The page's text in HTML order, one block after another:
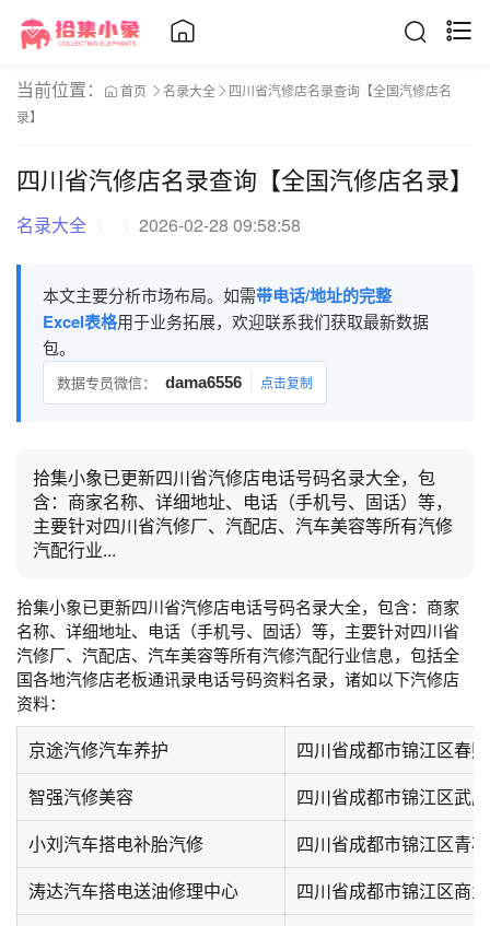
当前位置： 首页 名录大全
四川省汽修店名录查询【全国汽修店名
录】
四川省汽修店名录查询【全国汽修店名录】
名录大全 2026-02-28 09:58:58
本文主要分析市场布局。如需带电话/地址的完整
Excel表格用于业务拓展，欢迎联系我们获取最新数据
包。
数据专员微信： dama6556 点击复制
拾集小象已更新四川省汽修店电话号码名录大全，包
含：商家名称、详细地址、电话（手机号、固话）等，
主要针对四川省汽修厂、汽配店、汽车美容等所有汽修
汽配行业...
拾集小象已更新四川省汽修店电话号码名录大全，包含：商家
名称、详细地址、电话（手机号、固话）等，主要针对四川省
汽修厂、汽配店、汽车美容等所有汽修汽配行业信息，包括全
国各地汽修店老板通讯录电话号码资料名录，诸如以下汽修店
资料：
京途汽修汽车养护
智强汽修美容
四川省成都市锦江区武
小刘汽车搭电补胎汽修
四川省成都市锦江区青
涛达汽车搭电送油修理中心
四川省成都市锦江区商